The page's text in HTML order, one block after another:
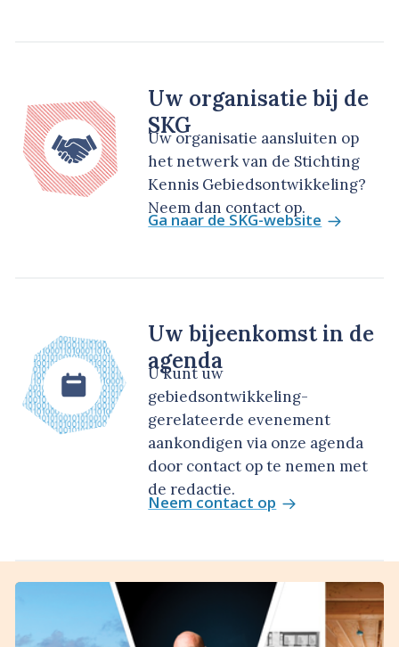
Uw organisatie bij de
SKG
Uw organisatie aansluiten op
het netwerk van de Stichting
Kennis Gebiedsontwikkeling?
Neem dan contact op.
Ga naar de SKG-website
Uw bijeenkomst in de
agenda
U kunt uw
gebiedsontwikkeling-
gerelateerde evenement
aankondigen via onze agenda
door contact op te nemen met
de redactie.
Neem contact op